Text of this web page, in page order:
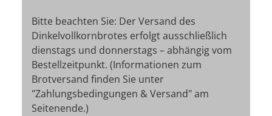
Bitte beachten Sie: Der Versand des
Dinkelvollkornbrotes erfolgt ausschließlich
dienstags und donnerstags – abhängig vom
Bestellzeitpunkt. (Informationen zum
Brotversand finden Sie unter
"Zahlungsbedingungen & Versand" am
Seitenende.)